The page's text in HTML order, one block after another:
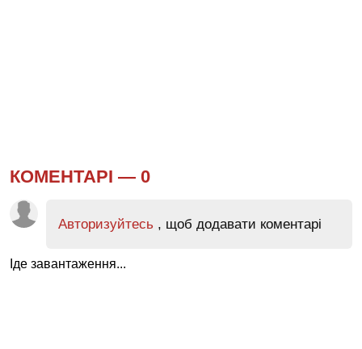
КОМЕНТАРІ — 0
Авторизуйтесь , щоб додавати коментарі
Іде завантаження...